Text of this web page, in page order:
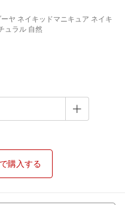
ヤ ネイキッドマニキュア ネイキ
ュラル 自然
購入する